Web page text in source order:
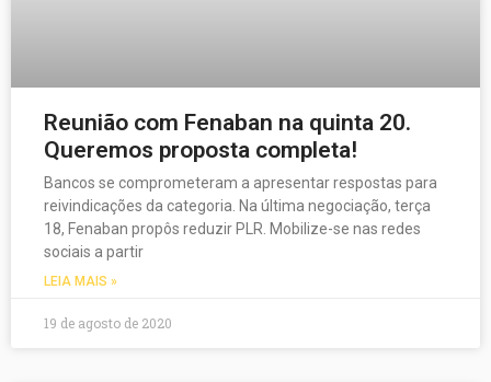
Reunião com Fenaban na quinta 20.
Queremos proposta completa!
Bancos se comprometeram a apresentar respostas para
reivindicações da categoria. Na última negociação, terça
18, Fenaban propôs reduzir PLR. Mobilize-se nas redes
sociais a partir
LEIA MAIS »
19 de agosto de 2020